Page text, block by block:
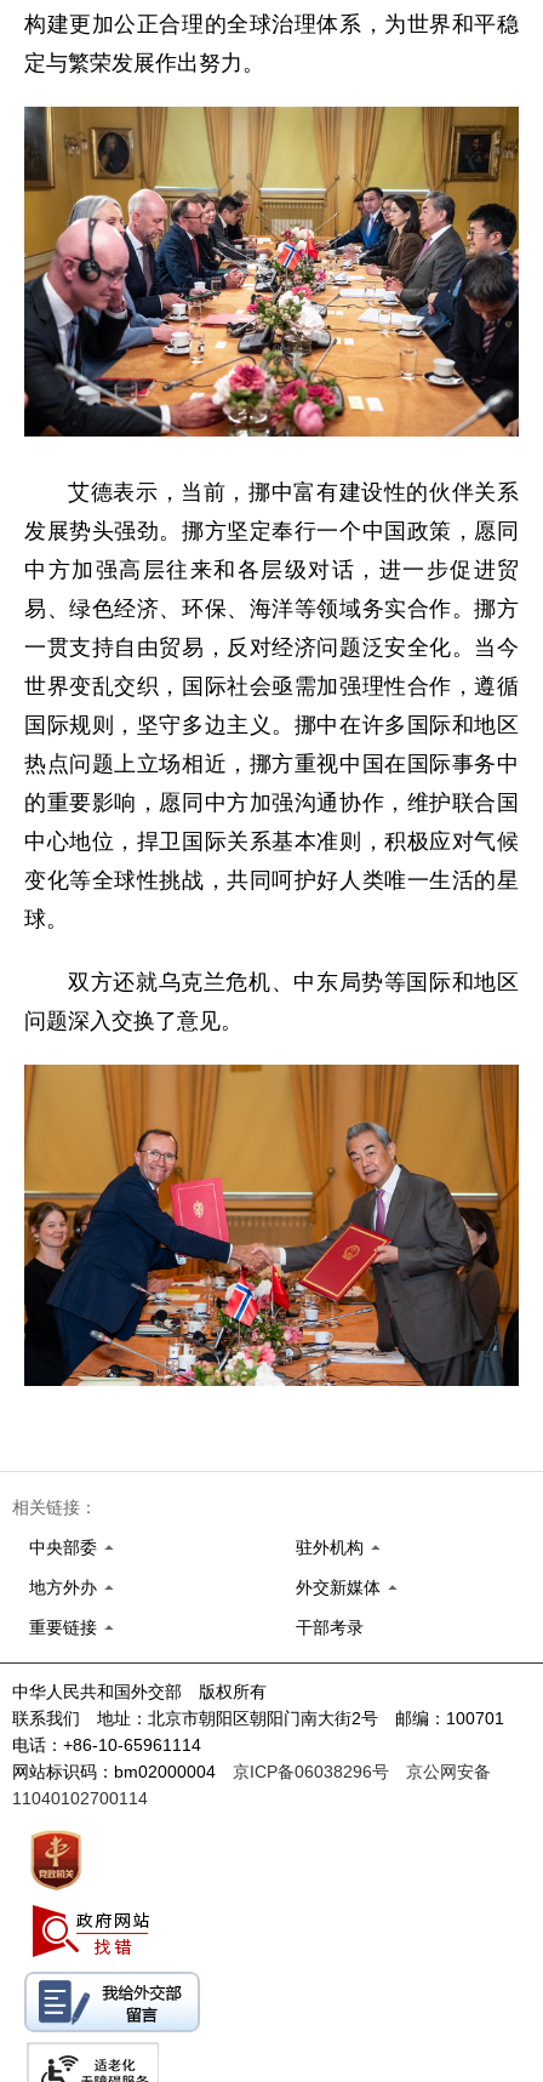
构建更加公正合理的全球治理体系，为世界和平稳
定与繁荣发展作出努力。
艾德表示，当前，挪中富有建设性的伙伴关系
发展势头强劲。挪方坚定奉行一个中国政策，愿同
中方加强高层往来和各层级对话，进一步促进贸
易、绿色经济、环保、海洋等领域务实合作。挪方
一贯支持自由贸易，反对经济问题泛安全化。当今
世界变乱交织，国际社会亟需加强理性合作，遵循
国际规则，坚守多边主义。挪中在许多国际和地区
热点问题上立场相近，挪方重视中国在国际事务中
的重要影响，愿同中方加强沟通协作，维护联合国
中心地位，捍卫国际关系基本准则，积极应对气候
变化等全球性挑战，共同呵护好人类唯一生活的星
球。
双方还就乌克兰危机、中东局势等国际和地区
问题深入交换了意见。
相关链接：
中央部委 驻外机构
地方外办 外交新媒体
重要链接 干部考录
中华人民共和国外交部 版权所有
联系我们 地址：北京市朝阳区朝阳门南大街2号 邮编：100701
电话：+86-10-65961114
网站标识码：bm02000004 京ICP备06038296号
京公网安备
11040102700114